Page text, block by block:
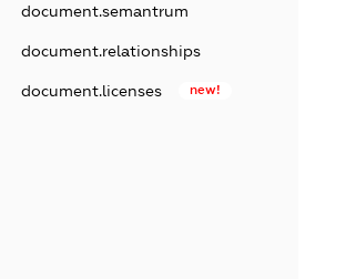
document.semantrum
document.relationships
document.licenses new!